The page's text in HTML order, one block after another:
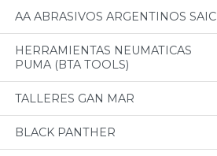
AA ABRASIVOS ARGENTINOS SAIC
HERRAMIENTAS NEUMATICAS
PUMA (BTA TOOLS)
TALLERES GAN MAR
BLACK PANTHER